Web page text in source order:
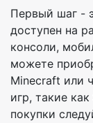
Первый шаг -
доступен на
консоли,
можете
Minecraft или
игр, такие
покупки